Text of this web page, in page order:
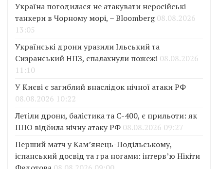
Україна погодилася не атакувати неросійські
танкери в Чорному морі, – Bloomberg 08.08.2026
13:05
Українські дрони уразили Ільський та
Сизранський НПЗ, спалахнули пожежі 08.08.2026
11:10
У Києві є загиблий внаслідок нічної атаки РФ
08.08.2026 10:22
Летіли дрони, балістика та С-400, є прильоти: як
ППО відбила нічну атаку РФ 08.08.2026 09:27
Перший матч у Кам’янець-Подільському,
іспанський досвід та гра ногами: інтерв’ю Нікіти